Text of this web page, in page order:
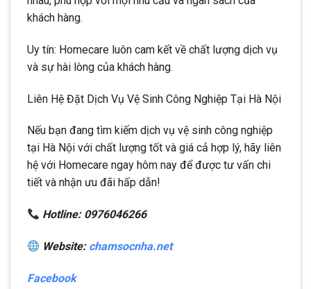
khách hàng.
Uy tín: Homecare luôn cam kết về chất lượng dịch vụ
và sự hài lòng của khách hàng.
Liên Hệ Đặt Dịch Vụ Vệ Sinh Công Nghiệp Tại Hà Nội
Nếu bạn đang tìm kiếm dịch vụ vệ sinh công nghiệp
tại Hà Nội với chất lượng tốt và giá cả hợp lý, hãy liên
hệ với Homecare ngay hôm nay để được tư vấn chi
tiết và nhận ưu đãi hấp dẫn!
Hotline: 0976046266
Website:chamsocnha.net
Facebook